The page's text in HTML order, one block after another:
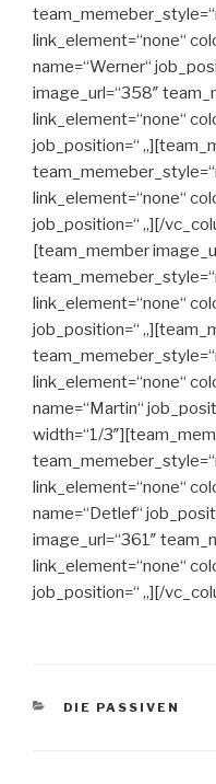
link_element=“none“
name=“Werner“
image_url=“358″
link_element=“none“
job_position=“
link_element=“none“
job_position=“ „][/
[team_member
link_element=“none“
job_position=“
link_element=“none“
name=“Martin“
width=“1/
link_element=“none“
name=“Detlef“
image_url=“361″
link_element=“none“
job_position=“ „][/
KATEGORIEN
DIE PASSIVEN